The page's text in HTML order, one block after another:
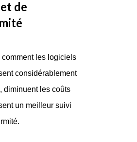
de
comment les logiciels
considérablement
diminuent les coûts
un meilleur suivi